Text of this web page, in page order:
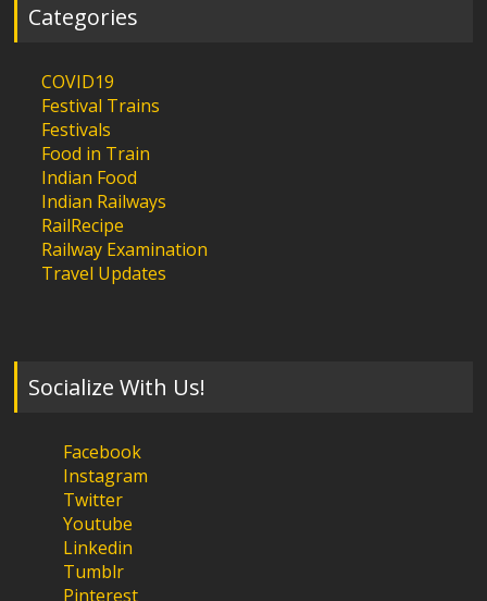
Categories
COVID19
Festival Trains
Festivals
Food in Train
Indian Food
Indian Railways
RailRecipe
Railway Examination
Travel Updates
Socialize With Us!
Facebook
Instagram
Twitter
Youtube
Linkedin
Tumblr
Pinterest